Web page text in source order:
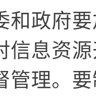
和政府
信息资
管理。